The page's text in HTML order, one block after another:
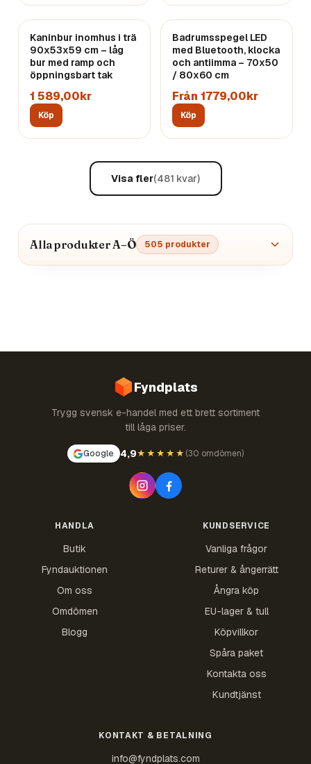
Kaninbur inomhus i trä
90x53x59 cm – låg
bur med ramp och
öppningsbart tak
1 589,00kr
Köp
Badrumsspegel LED
med Bluetooth, klocka
och antiimma – 70x50
/ 80x60 cm
Från 1779,00kr
Köp
Visa fler(481 kvar)
Alla produkter A–Ö 505 produkter
Fyndplats
Trygg svensk e-handel med ett brett sortiment
till låga priser.
Google 4,9★★★★★ (30 omdömen)
HANDLA
Butik
Fyndauktionen
Om oss
Omdömen
Blogg
KUNDSERVICE
Vanliga frågor
Returer & ångerrätt
Ångra köp
EU-lager & tull
Köpvillkor
Spåra paket
Kontakta oss
Kundtjänst
KONTAKT & BETALNING
info@fyndplats.com